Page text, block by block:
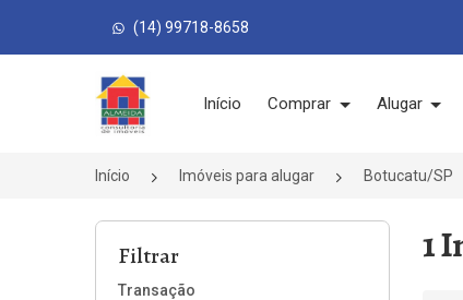
(14) 99718-8658
Página inicial
Início Comprar Alugar
Início Imóveis para alugar Botucatu/SP
Filtrar
Transação
1